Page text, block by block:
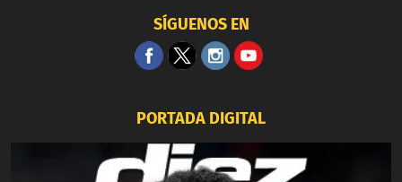
SÍGUENOS EN
PORTADA DIGITAL